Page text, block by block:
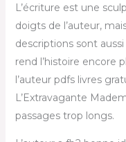
L’écriture est une
doigts de l’auteur,
descriptions sont
rend l’histoire encore
l’auteur pdfs livres
L’Extravagante
passages trop longs.